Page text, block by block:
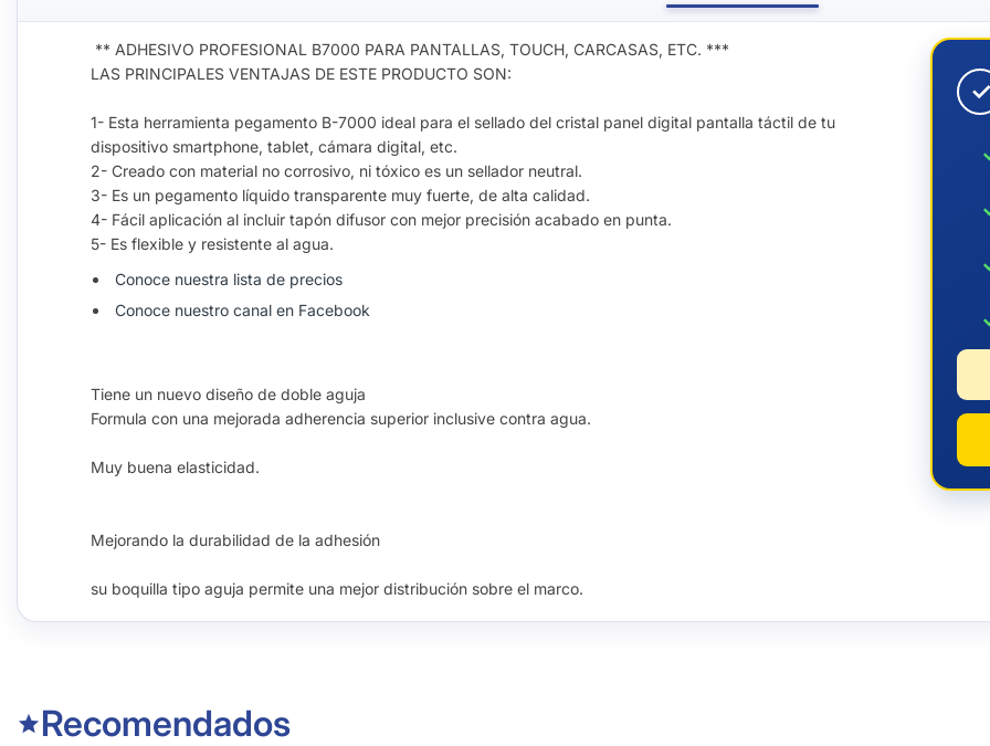
** ADHESIVO PROFESIONAL B7000 PARA PANTALLAS, TOUCH, CARCASAS, ETC. ***
LAS PRINCIPALES VENTAJAS DE ESTE PRODUCTO SON:
1- Esta herramienta pegamento B-7000 ideal para el sellado del cristal panel digital pantalla táctil de tu
dispositivo smartphone, tablet, cámara digital, etc.
2- Creado con material no corrosivo, ni tóxico es un sellador neutral.
3- Es un pegamento líquido transparente muy fuerte, de alta calidad.
4- Fácil aplicación al incluir tapón difusor con mejor precisión acabado en punta.
5- Es flexible y resistente al agua.
Conoce nuestra lista de precios
Conoce nuestro canal en Facebook
Tiene un nuevo diseño de doble aguja
Formula con una mejorada adherencia superior inclusive contra agua.
Muy buena elasticidad.
Mejorando la durabilidad de la adhesión
su boquilla tipo aguja permite una mejor distribución sobre el marco.
✓
Recomendados